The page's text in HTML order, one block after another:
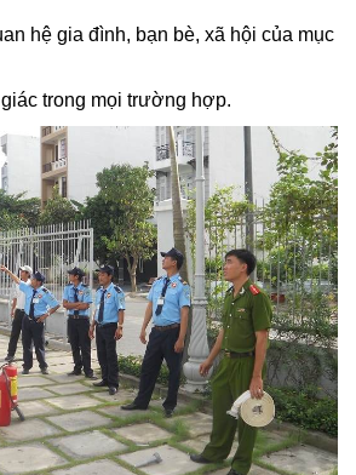
hệ gia đình, bạn bè, xã hội của mục
trong mọi trường hợp.